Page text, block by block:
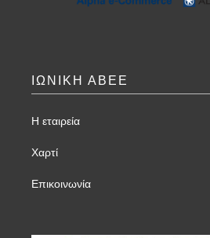
ΙΩΝΙΚΗ ΑΒΕΕ
Η εταιρεία
Χαρτί
Επικοινωνία